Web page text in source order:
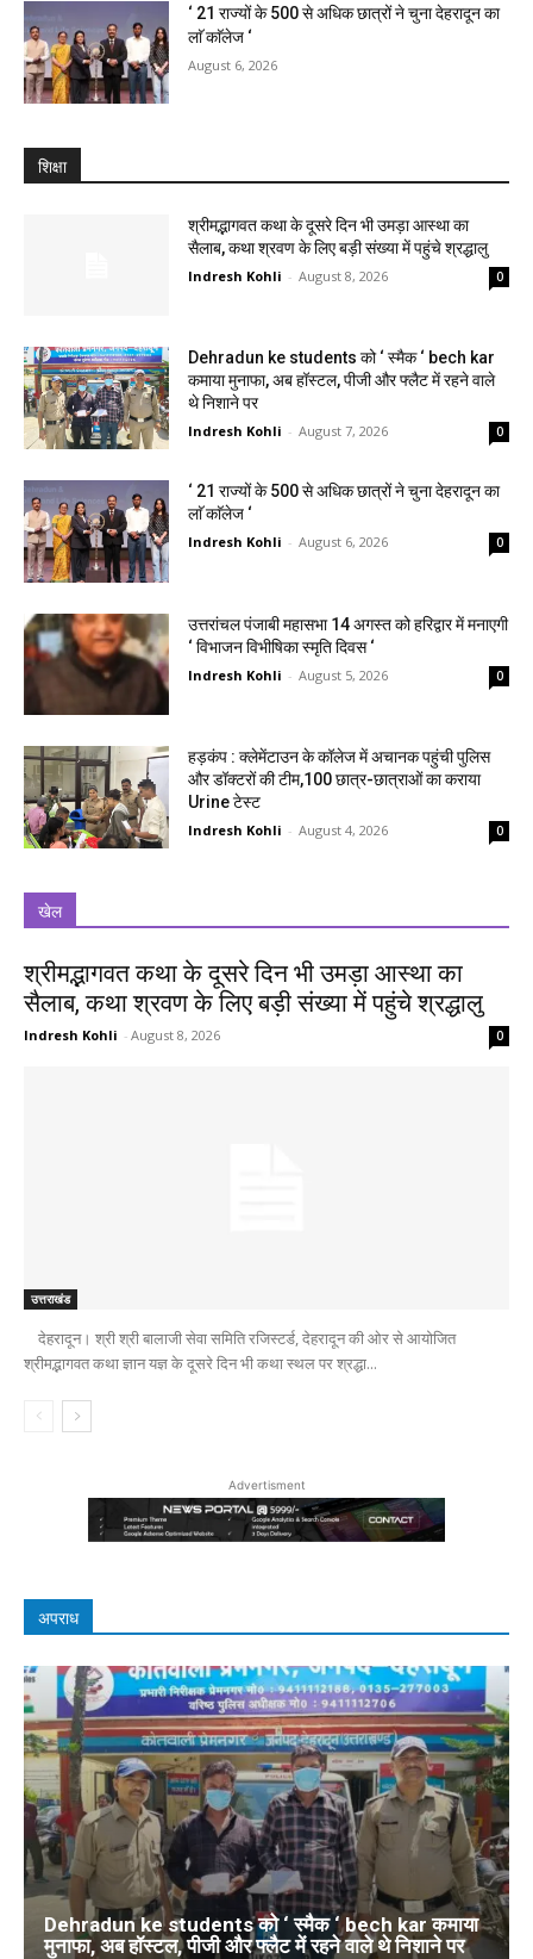
‘ 21 राज्यों के 500 से अधिक छात्रों ने चुना देहरादून का
लाॅ काॅलेज ‘
August 6, 2026
शिक्षा
श्रीमद्भागवत कथा के दूसरे दिन भी उमड़ा आस्था का
सैलाब, कथा श्रवण के लिए बड़ी संख्या में पहुंचे श्रद्धालु
Indresh Kohli - August 8, 2026 0
Dehradun ke students को ‘ स्मैक ‘ bech kar
कमाया मुनाफा, अब हॉस्टल, पीजी और फ्लैट में रहने वाले
थे निशाने पर
Indresh Kohli - August 7, 2026 0
‘ 21 राज्यों के 500 से अधिक छात्रों ने चुना देहरादून का
लाॅ काॅलेज ‘
Indresh Kohli - August 6, 2026 0
उत्तरांचल पंजाबी महासभा 14 अगस्त को हरिद्वार में मनाएगी
‘ विभाजन विभीषिका स्मृति दिवस ‘
Indresh Kohli - August 5, 2026 0
हड़कंप : क्लेमेंटाउन के कॉलेज में अचानक पहुंची पुलिस
और डॉक्टरों की टीम,100 छात्र-छात्राओं का कराया
Urine टेस्ट
Indresh Kohli - August 4, 2026 0
खेल
श्रीमद्भागवत कथा के दूसरे दिन भी उमड़ा आस्था का
सैलाब, कथा श्रवण के लिए बड़ी संख्या में पहुंचे श्रद्धालु
Indresh Kohli - August 8, 2026 0
उत्तराखंड
देहरादून। श्री श्री बालाजी सेवा समिति रजिस्टर्ड, देहरादून की ओर से आयोजित
श्रीमद्भागवत कथा ज्ञान यज्ञ के दूसरे दिन भी कथा स्थल पर श्रद्धा...
Advertisment
अपराध
Dehradun ke students को ‘ स्मैक ‘ bech kar कमाया
मुनाफा, अब हॉस्टल, पीजी और फ्लैट में रहने वाले थे निशाने पर